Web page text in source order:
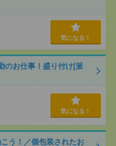
気になる！
のお仕事！盛り付け[派
気になる！
う！／個包装されたお